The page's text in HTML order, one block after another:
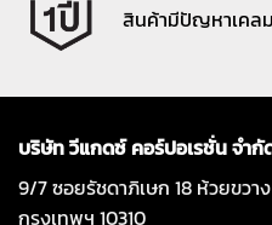
สินค้ามีปัญหาเคล
บริษัท วีแกดซ์ คอร์ปอเรชั่น จำกั
9/7 ซอยรัชดาภิเษก 18 ห้วยขวาง
กรุงเทพฯ 10310